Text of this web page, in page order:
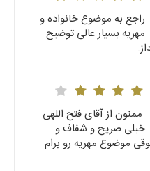
راجع به موضوع خانواده و
مهریه بسیار عالی توضیح
ممنون از آقای فتح اللهی
خیلی صریح و شفاف و
موضوع مهریه رو برام